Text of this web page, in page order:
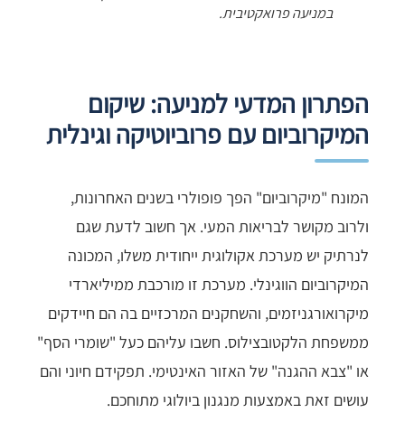
במניעה פרואקטיבית.
הפתרון המדעי למניעה: שיקום
המיקרוביום עם פרוביוטיקה וגינלית
המונח "מיקרוביום" הפך פופולרי בשנים האחרונות,
ולרוב מקושר לבריאות המעי. אך חשוב לדעת שגם
לנרתיק יש מערכת אקולוגית ייחודית משלו, המכונה
המיקרוביום הווגינלי. מערכת זו מורכבת ממיליארדי
מיקרואורגניזמים, והשחקנים המרכזיים בה הם חיידקים
ממשפחת הלקטובצילוס. חשבו עליהם כעל "שומרי הסף"
או "צבא ההגנה" של האזור האינטימי. תפקידם חיוני והם
עושים זאת באמצעות מנגנון ביולוגי מתוחכם.